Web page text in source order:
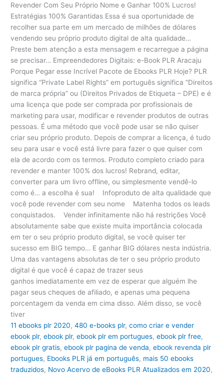
Revender Com Seu Próprio Nome e Ganhar 100% Lucros!
Estratégias 100% Garantidas Essa é sua oportunidade de
recolher sua parte em um mercado de milhões de dólares
vendendo seu próprio produto digital de alta qualidade…
Preste bem atenção a esta mensagem e recarregue a página
se precisar… Empreendedores Digitais: e-Book PLR Aracaju
Porque Pegar esse Incrível Pacote de Ebooks PLR Hoje? PLR
significa “Private Label Rights” em português significa “Direitos
de marca própria” ou (Direitos Privados de Etiqueta – DPE) e é
uma licença que pode ser comprada por profissionais de
marketing para usar, modificar e revender produtos de outras
pessoas. É uma método que você pode usar se não quiser
criar seu próprio produto. Depois de comprar a licença, é tudo
seu para usar e você está livre para fazer o que quiser com
ela de acordo com os termos. Produto completo criado para
revender e manter 100% dos lucros! Rebrand, editar,
converter para um livro offline, ou simplesmente vendê-lo
como é… a escolha é sua! Infoproduto de alta qualidade que
você pode revender com seu nome Matenha todos os leads
conquistados. Vender infinitamente não há restrições Você
absolutamente sabe que existe muita importância colocada
em ter o seu próprio produto digital, se você quiser ter
sucesso em BIG tempo… E ganhar BIG dólares nesta indústria.
Uma das vantagens absolutas de ter o seu próprio produto
digital é que você é capaz de trazer seus
ganhos imediatamente em vez de esperar que alguém lhe
pagar seus cheques de afiliado, e apenas uma pequena
porcentagem da venda em cima disso. Além disso, se você
tiver
11 ebooks plr 2020,480 e-books plr,como criar e vender
ebook plr,ebook plr,ebook plr em portugues,ebook plr free,
ebook plr gratis,ebook plr pagina de venda,ebook revenda plr
portugues, Ebooks PLR já em português, mais 50 ebooks
traduzidos, Novo Acervo de eBooks PLR Atualizados em 2020,